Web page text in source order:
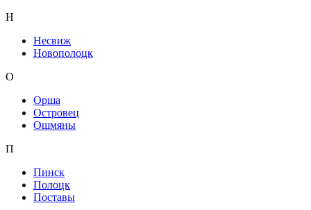
Н
Несвиж
Новополоцк
О
Орша
Островец
Ошмяны
П
Пинск
Полоцк
Поставы